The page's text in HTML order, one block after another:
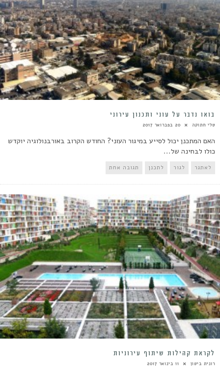
בואו נדבר על עוני ותכנון עירוני
טלי חתוקה 20 בפברואר 2017
האם המתכנן יכול לסייע במיגור העוני? החודש הקרוב באורבנולוגיה יוקדש
כולו לבחינה של...
לאתגר לגור לתכנן תגובה אחת
לקראת קהילות שיתוף עירוניות
רונית ביטון 11 בינואר 2017